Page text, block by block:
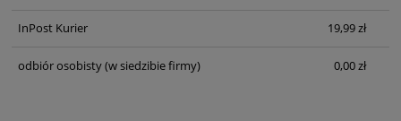
InPost Kurier 19,99 zł
odbiór osobisty(w siedzibie firmy) 0,00 zł